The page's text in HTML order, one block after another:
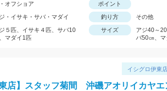
オフショア
ポイント
・イサキ・サバ・マダイ 釣り方
その他
５匹、イサキ４匹、サバ10
マダイ1匹
サイズ
アジ40～
バ50㎝、
イシグロ伊東
東店】スタッフ菊間 沖磯アオリイカヤエ